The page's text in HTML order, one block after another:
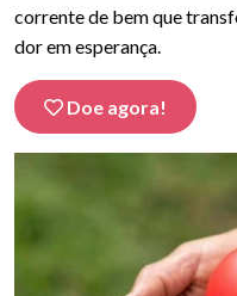
corrente de bem que
dor em esperança.
Doe agora!